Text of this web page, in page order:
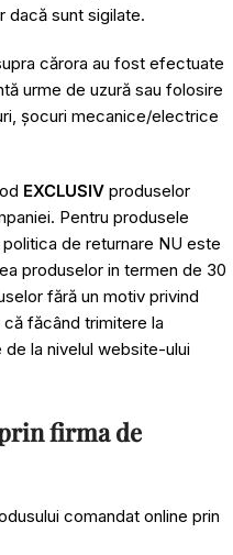
dacă sunt sigilate.
cărora au fost efectuate
urme de uzură sau folosire
șocuri mecanice/electrice
EXCLUSIV produselor
Pentru produsele
de returnare NU este
produselor in termen de 30
fără un motiv privind
făcând trimitere la
la nivelul website-ului
firma de
comandat online prin